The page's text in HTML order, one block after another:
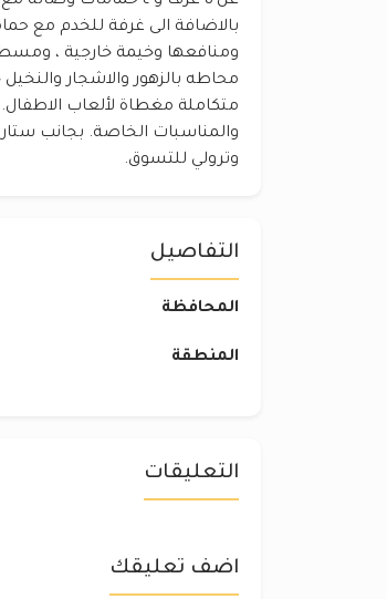
بالاضافة الى غرفة للخدم مع
محاطه بالزهور والاشجار
والمناسبات الخاصة. بجانب
وترولي للتسوق.
التفاصيل
المحافظة
المنطقة
التعليقات
اضف تعليقك